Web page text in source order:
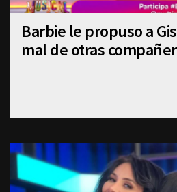
Barbie le propuso a
mal de otras